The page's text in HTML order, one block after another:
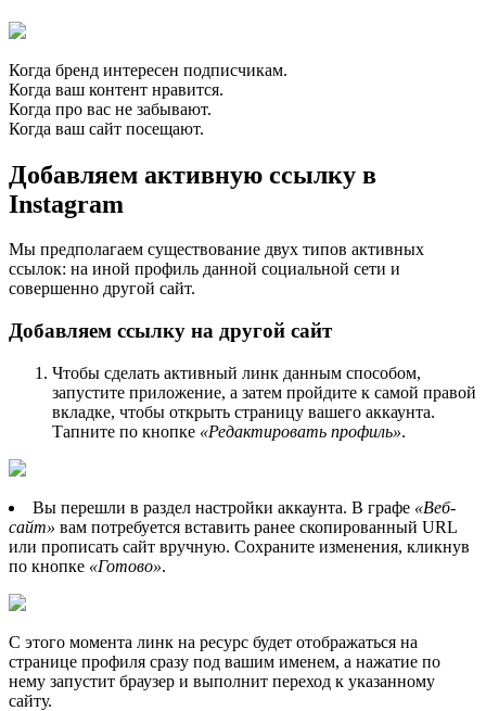
Когда бренд интересен подписчикам.
Когда ваш контент нравится.
Когда про вас не забывают.
Когда ваш сайт посещают.
Добавляем активную ссылку в
Instagram
Мы предполагаем существование двух типов активных
ссылок: на иной профиль данной социальной сети и
совершенно другой сайт.
Добавляем ссылку на другой сайт
Чтобы сделать активный линк данным способом,
запустите приложение, а затем пройдите к самой правой
вкладке, чтобы открыть страницу вашего аккаунта.
Тапните по кнопке «Редактировать профиль».
Вы перешли в раздел настройки аккаунта. В графе «Веб-
сайт» вам потребуется вставить ранее скопированный URL
или прописать сайт вручную. Сохраните изменения, кликнув
по кнопке «Готово».
С этого момента линк на ресурс будет отображаться на
странице профиля сразу под вашим именем, а нажатие по
нему запустит браузер и выполнит переход к указанному
сайту.